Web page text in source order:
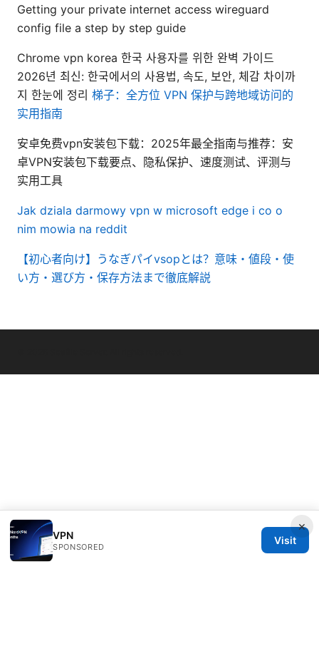
Getting your private internet access wireguard
config file a step by step guide
Chrome vpn korea 한국 사용자를 위한 완벽 가이드
2026년 최신: 한국에서의 사용법, 속도, 보안, 체감 차이까
지 한눈에 정리 梯子：全方位 VPN 保护与跨地域访问的
实用指南
安卓免费vpn安装包下载：2025年最全指南与推荐：安
卓VPN安装包下载要点、隐私保护、速度测试、评测与
实用工具
Jak dziala darmowy vpn w microsoft edge i co o
nim mowia na reddit
【初心者向け】うなぎパイvsopとは？意味・値段・使
い方・選び方・保存方法まで徹底解説
×
VPN
SPONSORED
Visit